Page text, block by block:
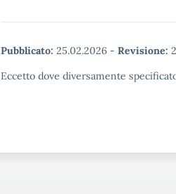
Pubblicato: 25.02.2026 - Revisione:
Eccetto dove diversamente